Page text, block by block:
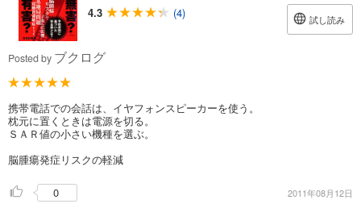
4.3
(4) 試し読み
Posted by ブクログ
携帯電話での会話は、イヤフォンスピーカーを使う。
枕元に置くときは電源を切る。
ＳＡＲ値の小さい機種を選ぶ。
脳腫瘍発症リスクの軽減
0 2011年08月12日